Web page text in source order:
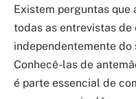
Existem perguntas
todas as entrevistas de
independentemente do
Conhecê-las de
é parte essencial de